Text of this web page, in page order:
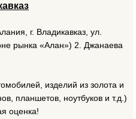
г. Владикавказ, ул.
рынка «Алан») 2. Джанаева
изделий из золота и
планшетов, ноутбуков и т.д.)
оценка!